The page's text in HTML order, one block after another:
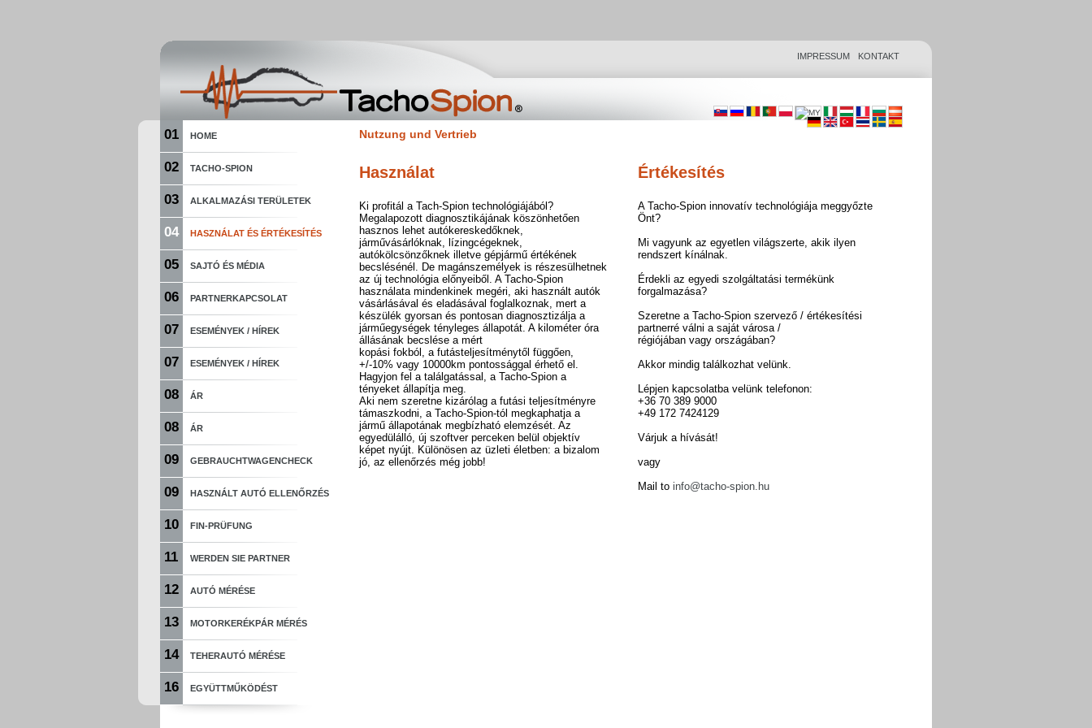
IMPRESSUM KONTAKT
01 HOME
02 TACHO-SPION
03 ALKALMAZÁSI TERÜLETEK
04 HASZNÁLAT ÉS ÉRTÉKESÍTÉS
05 SAJTÓ ÉS MÉDIA
06 PARTNERKAPCSOLAT
07 ESEMÉNYEK / HÍREK
07 ESEMÉNYEK / HÍREK
08 ÁR
08 ÁR
09 GEBRAUCHTWAGENCHECK
09 HASZNÁLT AUTÓ ELLENŐRZÉS
10 FIN-PRÜFUNG
11 WERDEN SIE PARTNER
12 AUTÓ MÉRÉSE
13 MOTORKERÉKPÁR MÉRÉS
14 TEHERAUTÓ MÉRÉSE
16 EGYÜTTMŰKÖDÉST
Nutzung und Vertrieb
Használat
Ki profitál a Tach-Spion technológiájából?
Megalapozott diagnosztikájának köszönhetően
hasznos lehet autókereskedőknek,
járművásárlóknak, lízingcégeknek,
autókölcsönzőknek illetve gépjármű értékének
becslésénél. De magánszemélyek is részesülhetnek
az új technológia előnyeiből. A Tacho-Spion
használata mindenkinek megéri, aki használt autók
vásárlásával és eladásával foglalkoznak, mert a
készülék gyorsan és pontosan diagnosztizálja a
járműegységek tényleges állapotát. A kilométer óra
állásának becslése a mért
kopási fokból, a futásteljesítménytől függően,
+/-10% vagy 10000km pontossággal érhető el.
Hagyjon fel a találgatással, a Tacho-Spion a
tényeket állapítja meg.
Aki nem szeretne kizárólag a futási teljesítményre
támaszkodni, a Tacho-Spion-tól megkaphatja a
jármű állapotának megbízható elemzését. Az
egyedülálló, új szoftver perceken belül objektív
képet nyújt. Különösen az üzleti életben: a bizalom
jó, az ellenőrzés még jobb!
Értékesítés
A Tacho-Spion innovatív technológiája meggyőzte
Önt?
Mi vagyunk az egyetlen világszerte, akik ilyen
rendszert kínálnak.
Érdekli az egyedi szolgáltatási termékünk
forgalmazása?
Szeretne a Tacho-Spion szervező / értékesítési
partnerré válni a saját városa /
régiójában vagy országában?
Akkor mindig találkozhat velünk.
Lépjen kapcsolatba velünk telefonon:
+36 70 389 9000
+49 172 7424129
Várjuk a hívását!
vagy
Mail to info@tacho-spion.hu